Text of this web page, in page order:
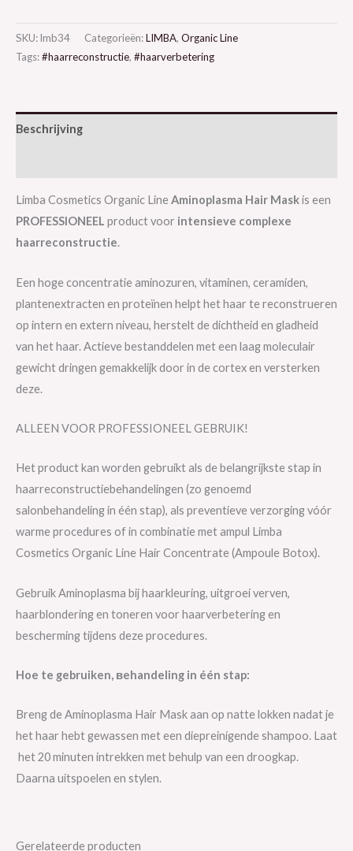
SKU: lmb34 Categorieën:LIMBA, Organic Line
Tags:#haarreconstructie, #haarverbetering
Beschrijving
Limba Cosmetics Organic LineAminoplasma Hair Maskis een
PROFESSIONEEL product voor intensieve complexe
haarreconstructie.
Een hoge concentratie aminozuren, vitaminen, ceramiden,
plantenextracten en proteïnen helpt het haar te reconstrueren
op intern en extern niveau, herstelt de dichtheid en gladheid
van het haar. Actieve bestanddelen met een laag moleculair
gewicht dringen gemakkelijk door in de cortex en versterken
deze.
ALLEEN VOOR PROFESSIONEEL GEBRUIK!
Het product kan worden gebruikt als de belangrijkste stap in
haarreconstructiebehandelingen (zo genoemd
salonbehandeling in één stap), als preventieve verzorging vóór
warme procedures of in combinatie met ampul Limba
Cosmetics Organic Line Hair Concentrate (Ampoule Botox).
Gebruik Aminoplasma bij haarkleuring, uitgroei verven,
haarblondering en toneren voor haarverbetering en
bescherming tijdens deze procedures.
Hoe te gebruiken, вehandeling in één stap:
Breng de Aminoplasma Hair Mask aan op natte lokken nadat je
het haar hebt gewassen met een diepreinigende shampoo. Laat
het 20 minuten intrekken met behulp van een droogkap.
Daarna uitspoelen en stylen.
Gerelateerde producten